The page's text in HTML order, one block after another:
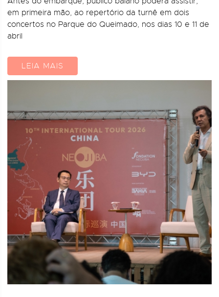
em primeira mão, ao repertório da turnê em dois
concertos no Parque do Queimado, nos dias 10 e 11 de
abril
LEIA MAIS